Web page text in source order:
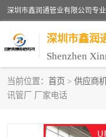
深圳市鑫润
当前位置： 首页 > 供应商
讯管厂 厂家电话
HDPE管材给水管
HDPE双壁波纹管